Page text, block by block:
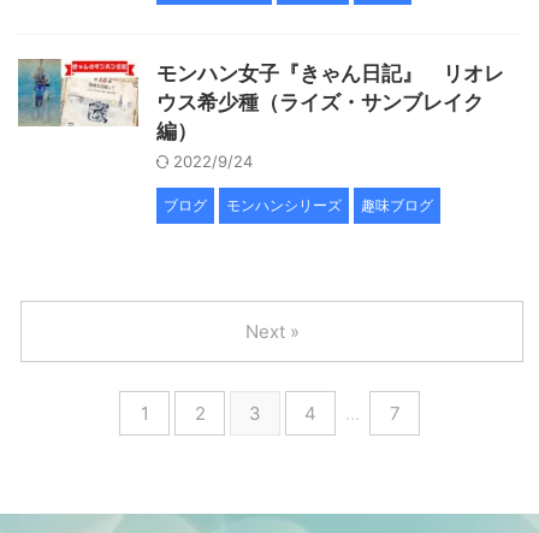
モンハン女子『きゃん日記』 リオレ
ウス希少種（ライズ・サンブレイク
編）
2022/9/24
ブログ モンハンシリーズ 趣味ブログ
1 2 3 4 … 7
Next »